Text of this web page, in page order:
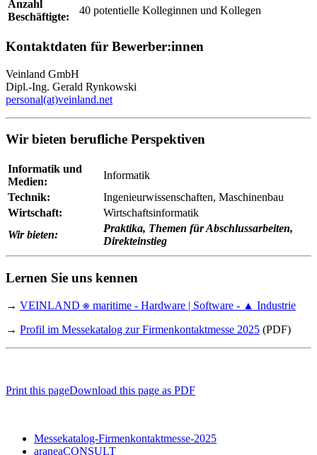
Anzahl
Beschäftigte:
40 potentielle Kolleginnen und Kollegen
Kontaktdaten für Bewerber:innen
Veinland GmbH
Dipl.-Ing. Gerald Rynkowski
personal(at)veinland.net
Wir bieten berufliche Perspektiven
Informatik und
Medien:
Informatik
Technik:
Ingenieurwissenschaften, Maschinenbau
Wirtschaft:
Wirtschaftsinformatik
Wir bieten:
Praktika, Themen für Abschlussarbeiten,
Direkteinstieg
Lernen Sie uns kennen
→ VEINLAND ⎈ maritime - Hardware | Software - ▲ Industrie
→ Profil im Messekatalog zur Firmenkontaktmesse 2025 (PDF)
Print this pageDownload this page as PDF
Messekatalog-Firmenkontaktmesse-2025
araneaCONSULT